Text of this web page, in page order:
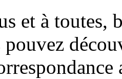
et à toutes,